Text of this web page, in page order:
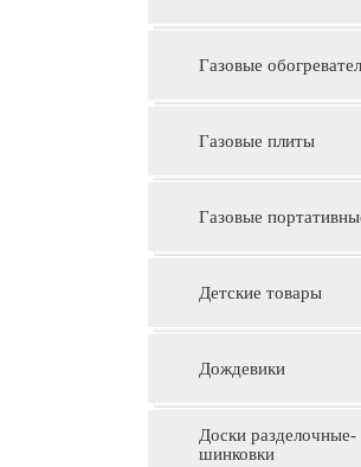
Газовые
Газовые плиты
Газовые
Детские товары
Дождевики
Доски разделочные-
шинковки